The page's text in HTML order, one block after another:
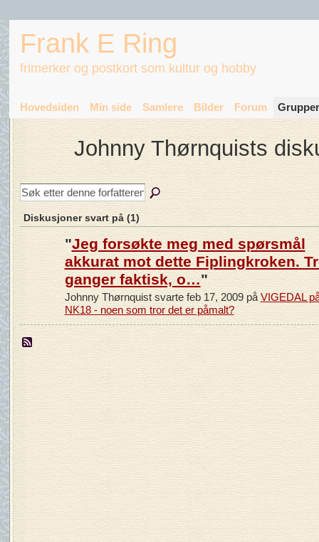
Frank E Ring
frimerker og postkort som kultur og hobby
Hovedsiden Min side Samlere Bilder Forum Grupper
Johnny Thørnquists
Diskusjoner svart på (1)
"Jeg forsøkte meg med spørsmål
akkurat mot dette Fiplingkroken.
ganger faktisk, o…"
Johnny Thørnquist svarte feb 17, 2009 på VIGEDAL
NK18 - noen som tror det er påmalt?